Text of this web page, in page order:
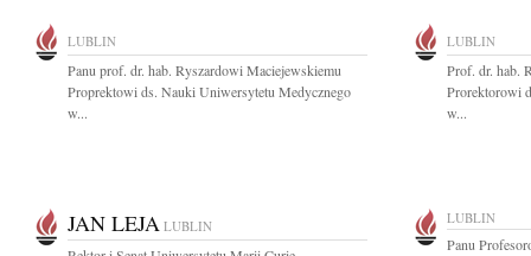
LUBLIN
Panu prof. dr. hab. Ryszardowi Maciejewskiemu
Proprektowi ds. Nauki Uniwersytetu Medycznego
w...
LUBLIN
Prof. dr. hab.
Prorektorowi
w...
JAN LEJA LUBLIN LUBLIN
Panu